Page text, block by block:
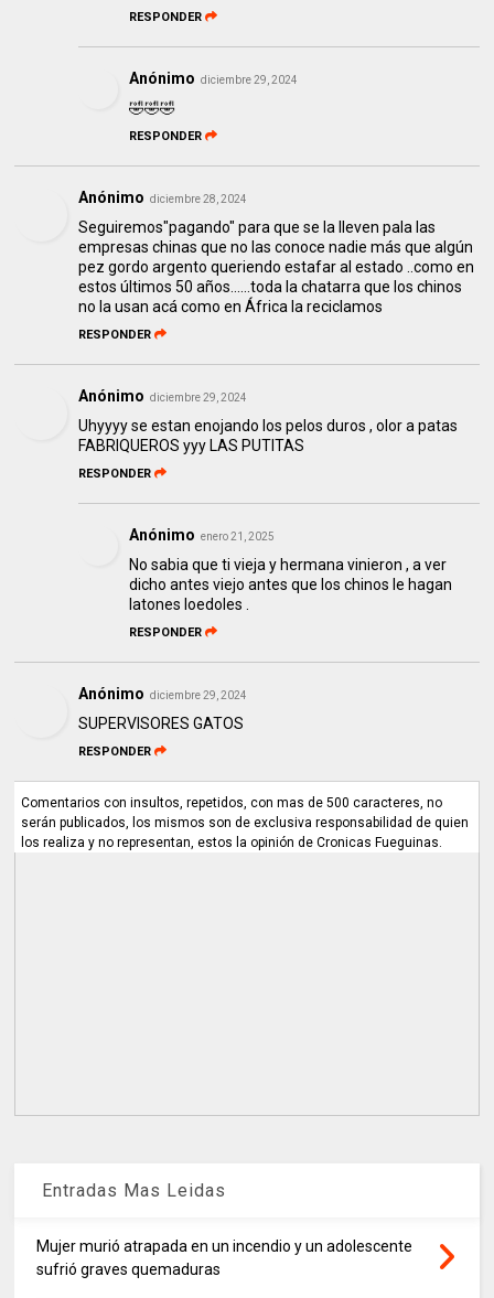
RESPONDER
Anónimo diciembre 29, 2024
🤣🤣🤣
RESPONDER
Anónimo diciembre 28, 2024
Seguiremos"pagando" para que se la lleven pala las
empresas chinas que no las conoce nadie más que algún
pez gordo argento queriendo estafar al estado ..como en
estos últimos 50 años......toda la chatarra que los chinos
no la usan acá como en África la reciclamos
RESPONDER
Anónimo diciembre 29, 2024
Uhyyyy se estan enojando los pelos duros , olor a patas
FABRIQUEROS yyy LAS PUTITAS
RESPONDER
Anónimo enero 21, 2025
No sabia que ti vieja y hermana vinieron , a ver
dicho antes viejo antes que los chinos le hagan
latones loedoles .
RESPONDER
Anónimo diciembre 29, 2024
SUPERVISORES GATOS
RESPONDER
Comentarios con insultos, repetidos, con mas de 500 caracteres, no
serán publicados, los mismos son de exclusiva responsabilidad de quien
los realiza y no representan, estos la opinión de Cronicas Fueguinas.
Entradas Mas Leidas
Mujer murió atrapada en un incendio y un adolescente
sufrió graves quemaduras